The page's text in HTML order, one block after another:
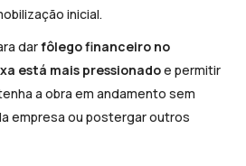
inicial.
darfôlego financeiro no
está mais pressionadoe permitir
a obra em andamento sem
empresa ou postergar outros